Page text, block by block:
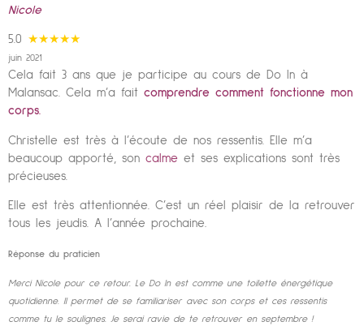
Nicole
5.0 ★★★★★
juin 2021
Cela fait 3 ans que je participe au cours de Do In à
Malansac. Cela m’a fait comprendre comment fonctionne mon
corps.
Christelle est très à l’écoute de nos ressentis. Elle m’a
beaucoup apporté, son calme et ses explications sont très
précieuses.
Elle est très attentionnée. C’est un réel plaisir de la retrouver
tous les jeudis. A l’année prochaine.
Réponse du praticien
Merci Nicole pour ce retour. Le Do In est comme une toilette énergétique
quotidienne. Il permet de se familiariser avec son corps et ces ressentis
comme tu le soulignes. Je serai ravie de te retrouver en septembre !